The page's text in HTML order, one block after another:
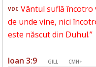
VDC Vântul suflă încotro
de unde vine, nici
este născut din Duhul.”
Ioan 3:9 GILL CMH+